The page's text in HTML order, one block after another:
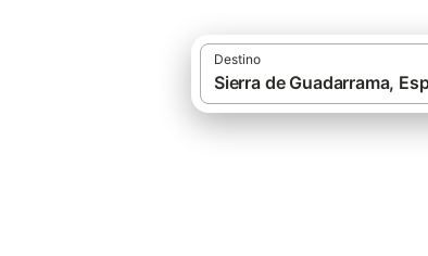
Destino